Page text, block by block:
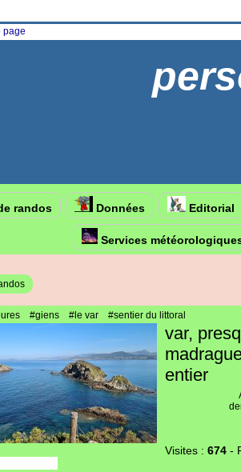
page
randos Données Editorial
Services
#giens #le var #sentier du littoral
var,
entier
Visites : 674 -